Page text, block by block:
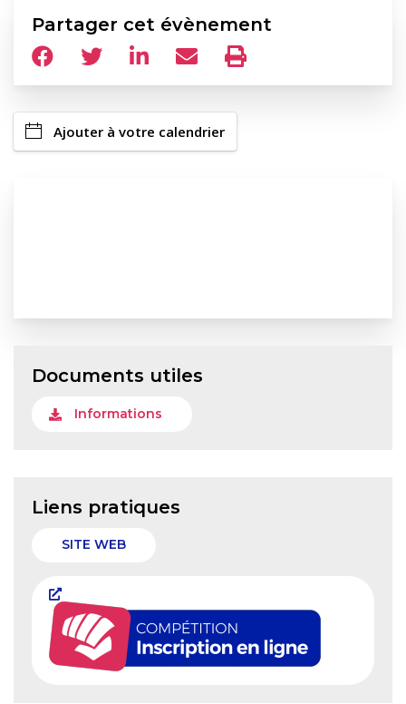
Partager cet évènement
Ajouter à votre calendrier
Documents utiles
Informations
Liens pratiques
SITE WEB